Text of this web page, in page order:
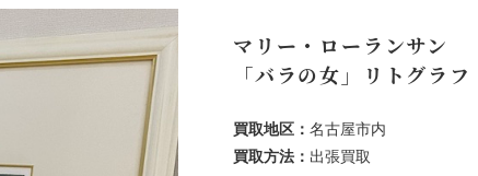
マリー・ローランサン
「バラの女」リトグラフ
買取地区： 名古屋市内
買取方法： 出張買取